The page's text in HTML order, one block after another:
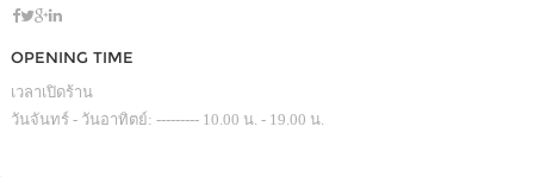
OPENING TIME
เวลาเปิดร้าน
วันจันทร์ - วันอาทิตย์: --------- 10.00 น. - 19.00 น.